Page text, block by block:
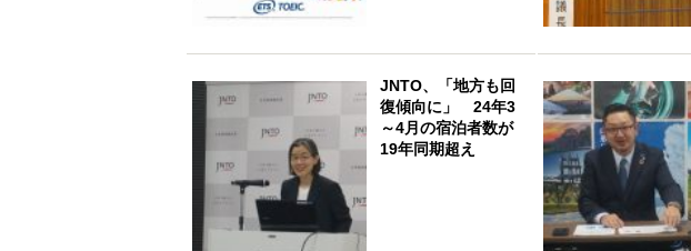
JNTO、「地方も回
復傾向に」 24年3
～4月の宿泊者数が
19年同期超え